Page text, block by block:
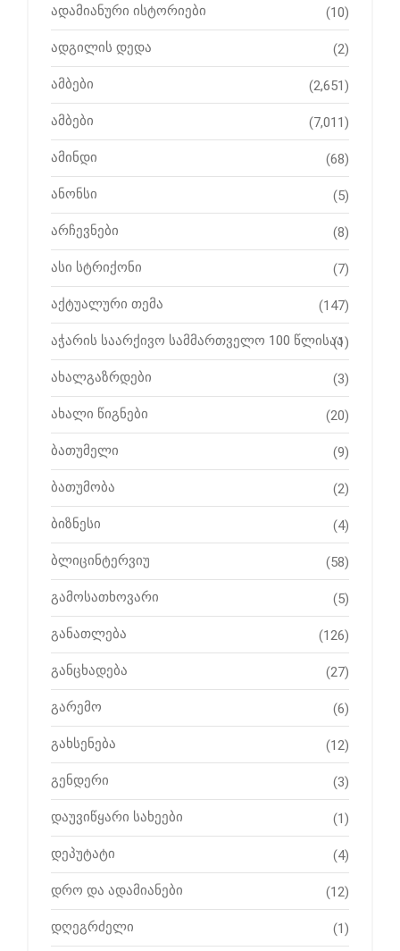
ადამიანური ისტორიები (10)
ადგილის დედა (2)
ამბები (2,651)
ამბები (7,011)
ამინდი (68)
ანონსი (5)
არჩევნები (8)
ასი სტრიქონი (7)
აქტუალური თემა (147)
აჭარის საარქივო სამმართველო 100 წლისაა
(1)
ახალგაზრდები (3)
ახალი წიგნები (20)
ბათუმელი (9)
ბათუმობა (2)
ბიზნესი (4)
ბლიცინტერვიუ (58)
გამოსათხოვარი (5)
განათლება (126)
განცხადება (27)
გარემო (6)
გახსენება (12)
გენდერი (3)
დაუვიწყარი სახეები (1)
დეპუტატი (4)
დრო და ადამიანები (12)
დღეგრძელი (1)